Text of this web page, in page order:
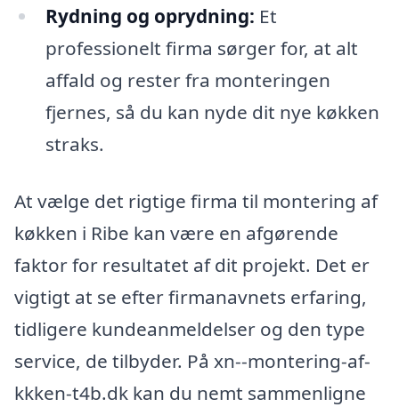
Rydning og oprydning: Et
professionelt firma sørger for, at alt
affald og rester fra monteringen
fjernes, så du kan nyde dit nye køkken
straks.
At vælge det rigtige firma til montering af
køkken i Ribe kan være en afgørende
faktor for resultatet af dit projekt. Det er
vigtigt at se efter firmanavnets erfaring,
tidligere kundeanmeldelser og den type
service, de tilbyder. På xn--montering-af-
kkken-t4b.dk kan du nemt sammenligne